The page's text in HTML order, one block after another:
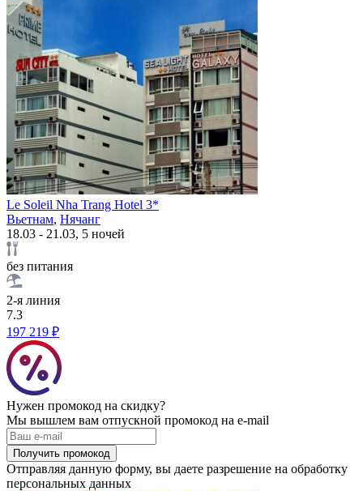
Le Soleil Nha Trang Hotel 3*
Вьетнам, Нячанг
18.03 - 21.03, 5 ночей
без питания
2-я линия
7.3
197 219 ₽
Нужен промокод на скидку?
Мы вышлем вам отпускной промокод на e-mail
Получить промокод
Отправляя данную форму, вы даете разрешение на обработку
персональных данных